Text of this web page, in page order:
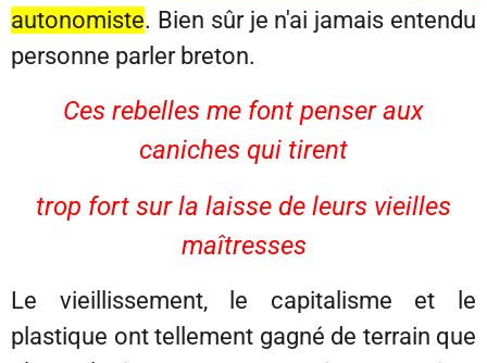
autonomiste. Bien sûr je n'ai jamais entendu
personne parler breton.
Ces rebelles me font penser aux
caniches qui tirent
trop fort sur la laisse de leurs vieilles
maîtresses
Le vieillissement, le capitalisme et le
plastique ont tellement gagné de terrain que